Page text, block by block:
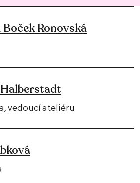
Ronovská
vedoucí ateliéru